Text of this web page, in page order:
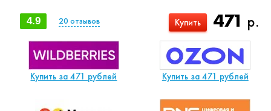
471 р.
Купить
4.9 20 отзывов
Купить за 471 рублей Купить за 471 рублей